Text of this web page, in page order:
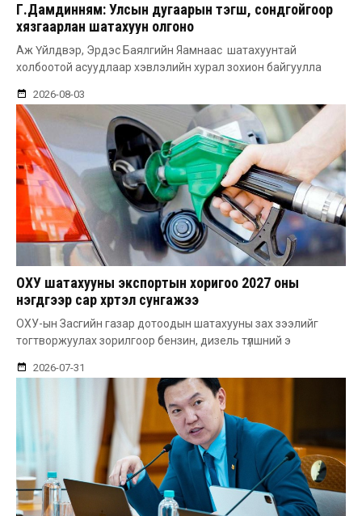
Г.Дамдинням: Улсын дугаарын тэгш, сондгойгоор
хязгаарлан шатахуун олгоно
Аж Үйлдвэр, Эрдэс Баялгийн Яамнаас шатахуунтай
холбоотой асуудлаар хэвлэлийн хурал зохион байгуулла
2026-08-03
ОХУ шатахууны экспортын хоригоо 2027 оны
нэгдүгээр сар хүртэл сунгажээ
ОХУ-ын Засгийн газар дотоодын шатахууны зах зээлийг
тогтворжуулах зорилгоор бензин, дизель түлшний э
2026-07-31